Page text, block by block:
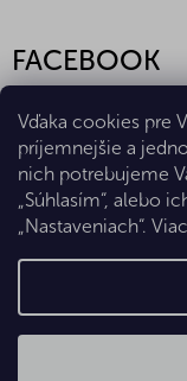
Vďaka cookies pre
príjemnejšie a
nich potrebujeme
„Súhlasím“, alebo
„Nastaveniach“.
FACEBOOK
Copyright 2026